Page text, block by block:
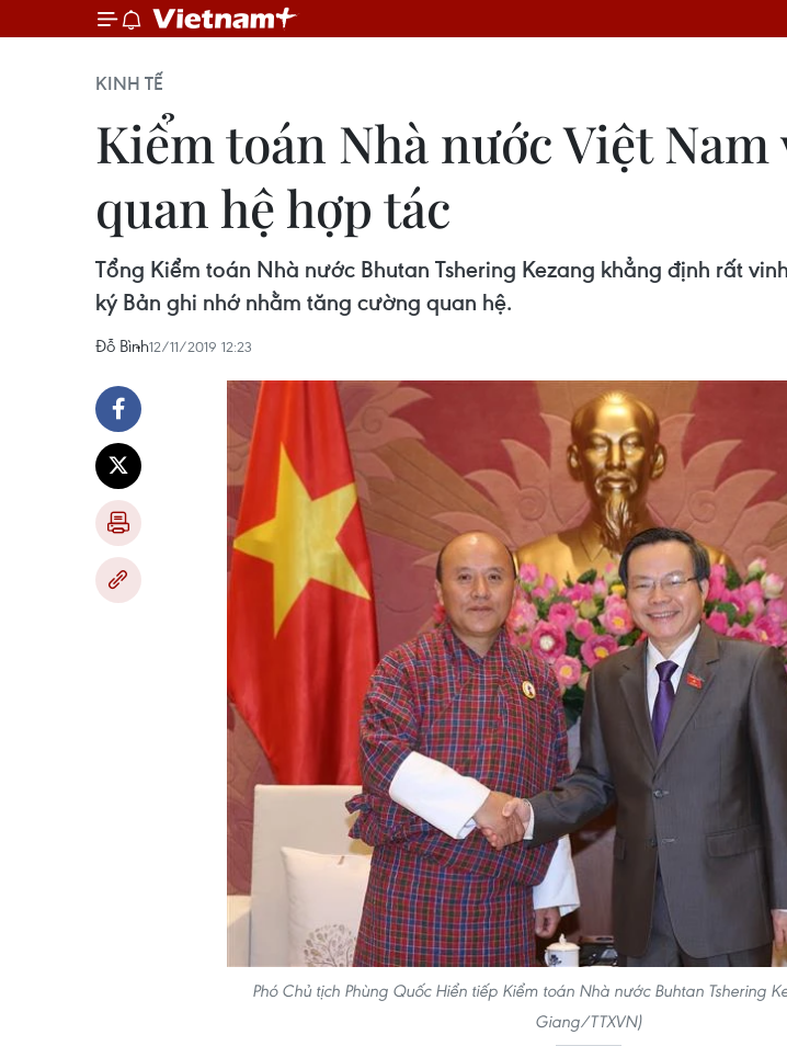
KINH TẾ
Kiểm toán Nhà nước Việt
quan hệ hợp tác
Tổng Kiểm toán Nhà nước Bhutan Tshering Kezang khẳng định rất
ký Bản ghi nhớ nhằm tăng cường quan hệ.
Đỗ Bình12/11/2019 12:23
Phó Chủ tịch Phùng Quốc Hiển tiếp Kiểm toán Nhà nước Buhtan Tshering
Giang/TTXVN)